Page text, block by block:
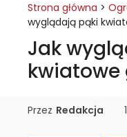
Strona główna >
wyglądają pąki
Jak
kwiatowe
Przez Redakcja